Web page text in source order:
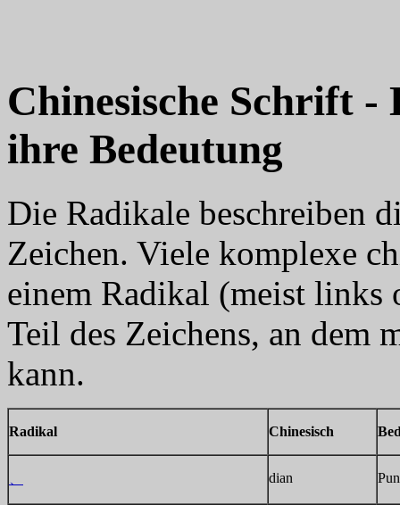
Chinesische Schrift
ihre Bedeutung
Die Radikale beschreiben
Zeichen. Viele komplexe
einem Radikal (meist links
Teil des Zeichens, an dem
kann.
Radikal Chinesisch
dian